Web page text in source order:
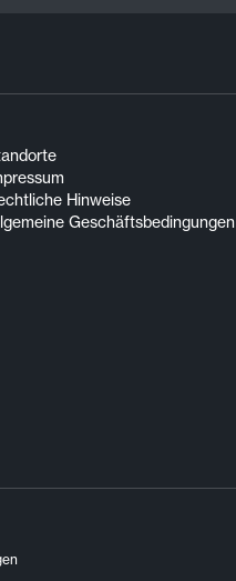
Hinweise
Geschäftsbedingungen